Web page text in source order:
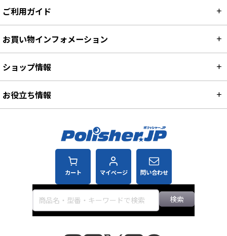
カート マイページ 問い合わせ
検索
ご利用ガイド
お買い物インフォメーション
ショップ情報
お役立ち情報